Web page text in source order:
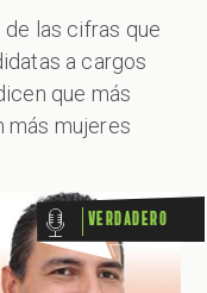
de las cifras que
a cargos
que más
más mujeres
Verdadero